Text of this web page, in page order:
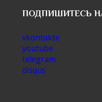
ПОДПИШИТЕСЬ
vkontakte
youtube
telegram
disqus